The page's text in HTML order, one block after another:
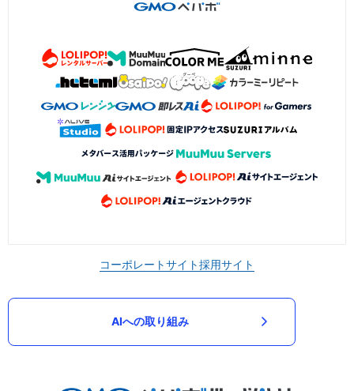
コーポレートサイト採用サイト
AIへの取り組み